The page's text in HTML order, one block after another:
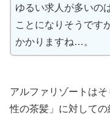
ゆるい求人が多いの
ことになりそうです
かかりますね…。
アルファリゾートは
性の茶髪」に対しての